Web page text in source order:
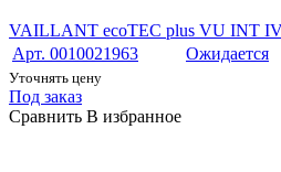
VAILLANT ecoTEC plus VU INT
Арт. 0010021963
Ожидается
Уточнять цену
Под заказ
Сравнить В избранное